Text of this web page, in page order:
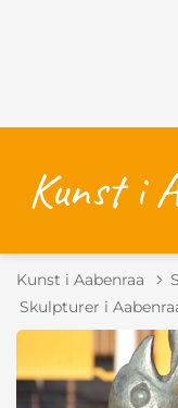
Kunst i Aabenraa
Tilbage til
Skulpturer i